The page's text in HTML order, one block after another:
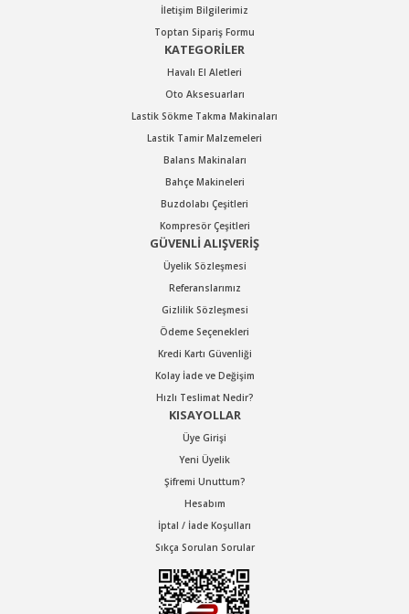
İletişim Bilgilerimiz
Toptan Sipariş Formu
KATEGORİLER
Havalı El Aletleri
Oto Aksesuarları
Lastik Sökme Takma Makinaları
Lastik Tamir Malzemeleri
Balans Makinaları
Bahçe Makineleri
Buzdolabı Çeşitleri
Kompresör Çeşitleri
GÜVENLİ ALIŞVERİŞ
Üyelik Sözleşmesi
Referanslarımız
Gizlilik Sözleşmesi
Ödeme Seçenekleri
Kredi Kartı Güvenliği
Kolay İade ve Değişim
Hızlı Teslimat Nedir?
KISAYOLLAR
Üye Girişi
Yeni Üyelik
Şifremi Unuttum?
Hesabım
İptal / İade Koşulları
Sıkça Sorulan Sorular